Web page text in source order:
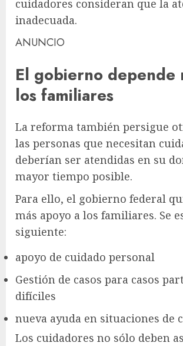
cuidadores consideran que la
inadecuada.
ANUNCIO
El gobierno depende
los familiares
La reforma también persigue
las personas que necesitan
deberían ser atendidas en su
mayor tiempo posible.
Para ello, el gobierno federal
más apoyo a los familiares. Se
siguiente:
apoyo de cuidado personal
Gestión de casos para casos
difíciles
nueva ayuda en situaciones de
Los cuidadores no sólo deben